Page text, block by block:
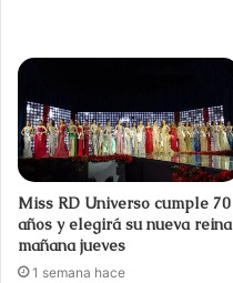
Miss RD Universo cumple 70
años y elegirá su nueva reina
mañana jueves
1 semana hace